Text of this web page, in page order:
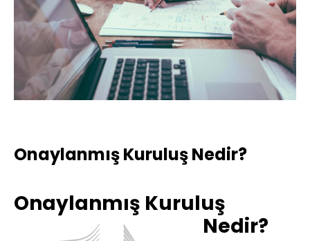
Onaylanmış Kuruluş Nedir?
Onaylanmış Kuruluş
Nedir?